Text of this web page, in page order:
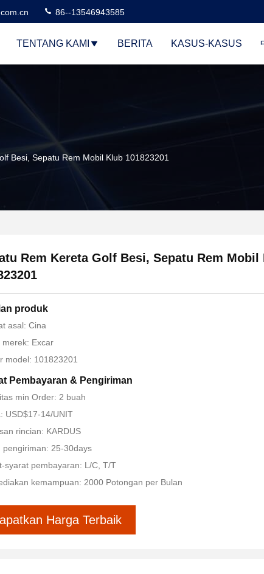
86--13546943585
TENTANG KAMI BERITA KASUS-KASUS
Besi, Sepatu Rem Mobil Klub 101823201
Rem Kereta Golf Besi, Sepatu Rem Mobil
produk
asal: Cina
merek: Excar
model: 101823201
Pembayaran & Pengiriman
min Order: 2 buah
USD$17-14/UNIT
rincian: KARDUS
pengiriman: 25-30days
syarat pembayaran: L/C, T/T
kemampuan: 2000 Potongan per Bulan
Harga Terbaik